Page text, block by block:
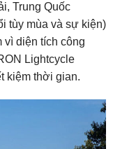
Trung Quốc
tùy mùa và sự kiện)
vì diện tích công
Lightcycle
kiệm thời gian.